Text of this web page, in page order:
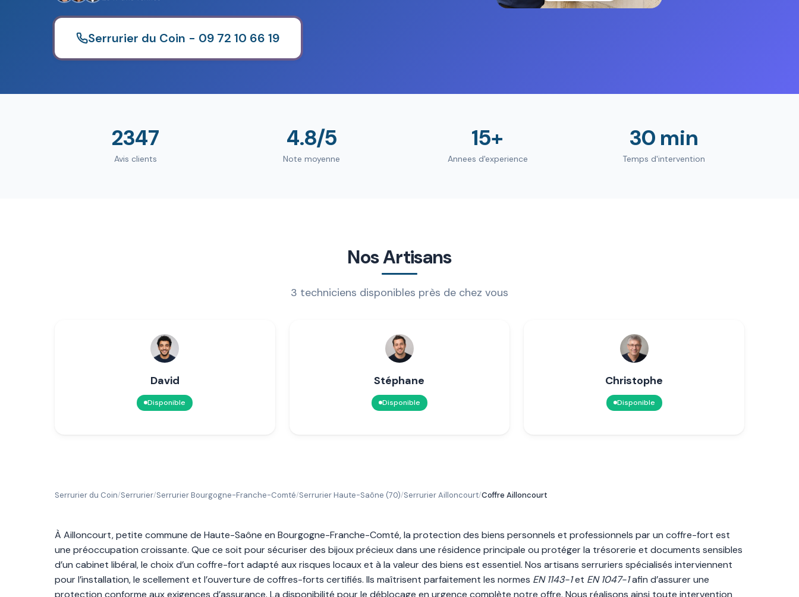
Serrurier du Coin - 09 72 10 66 19
2347
Avis clients
4.8/5
Note moyenne
15+
Annees d'experience
30 min
Temps d'intervention
Nos Artisans
3 techniciens disponibles près de chez vous
David
Disponible
Stéphane
Disponible
Christophe
Disponible
Serrurier du Coin/Serrurier/Serrurier Bourgogne-Franche-Comté/Serrurier Haute-Saône (70)/Serrurier Ailloncourt/Coffre Ailloncourt
À Ailloncourt, petite commune de Haute-Saône en Bourgogne-Franche-Comté, la protection des biens personnels et professionnels par un coffre-fort est
une préoccupation croissante. Que ce soit pour sécuriser des bijoux précieux dans une résidence principale ou protéger la trésorerie et documents sensibles
d’un cabinet libéral, le choix d’un coffre-fort adapté aux risques locaux et à la valeur des biens est essentiel. Nos artisans serruriers spécialisés interviennent
pour l’installation, le scellement et l’ouverture de coffres-forts certifiés. Ils maîtrisent parfaitement les normes EN 1143-1et EN 1047-1afin d’assurer une
protection conforme aux exigences d’assurance. La disponibilité pour le déblocage en urgence complète notre offre. Nous réalisons ainsi toute intervention